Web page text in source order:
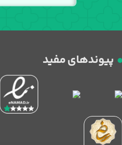
پیوندهای مفید